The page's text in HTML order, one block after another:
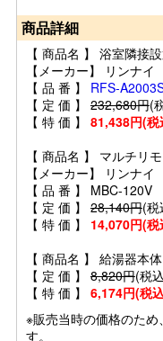
商品詳細
【 商品名 】 浴室隣接
【メーカー】 リンナイ
【 品 番 】 RFS-
【 定 価 】 232,680円(
【 特 価 】 81,438円(税
【 商品名 】 マルチリ
【メーカー】 リンナイ
【 品 番 】 MBC-120V
【 定 価 】 28,140円(税
【 特 価 】 14,070円(税
【 商品名 】 給湯器本
【 定 価 】 8,820円(税
【 特 価 】 6,174円(税
※販売当時の価格のた
す。